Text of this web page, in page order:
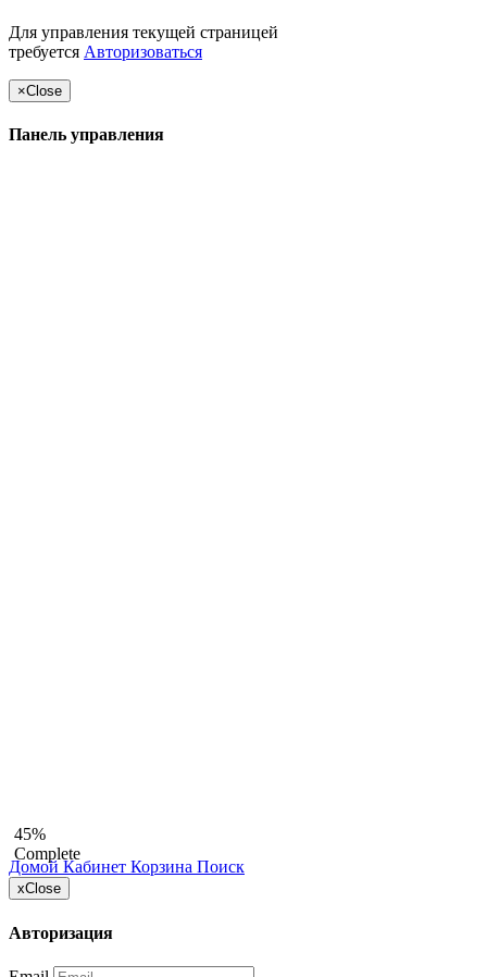
Для управления текущей страницей
требуется Авторизоваться
×Close
Панель управления
45%
Complete
Домой Кабинет Корзина Поиск
xClose
Авторизация